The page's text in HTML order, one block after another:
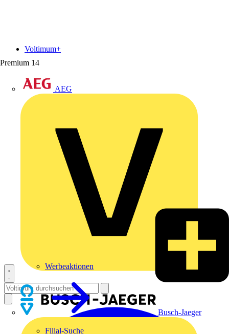
Premium 14
AEG
Busch-Jaeger
Voltimum+
Werbeaktionen
Filial-Suche